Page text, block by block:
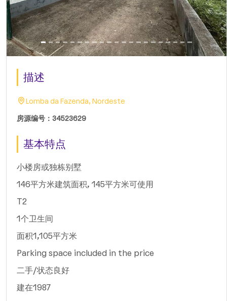
描述
Lomba da Fazenda, Nordeste
房源编号：34523629
基本特点
小楼房或独栋别墅
146平方米建筑面积, 145平方米可使用
T2
1个卫生间
面积1,105平方米
Parking space included in the price
二手/状态良好
建在1987